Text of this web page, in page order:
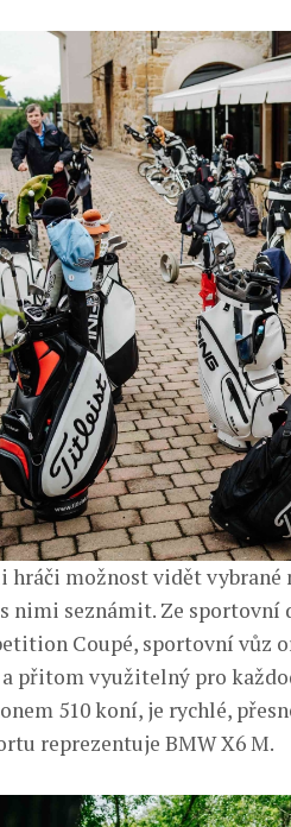
hráči možnost vidět vybrané
nimi seznámit. Ze sportovní
Coupé, sportovní vůz
přitom využitelný pro
510 koní, je rychlé,
reprezentuje BMW X6 M.